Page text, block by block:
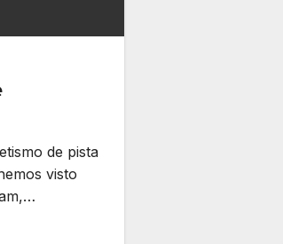
de pista
visto